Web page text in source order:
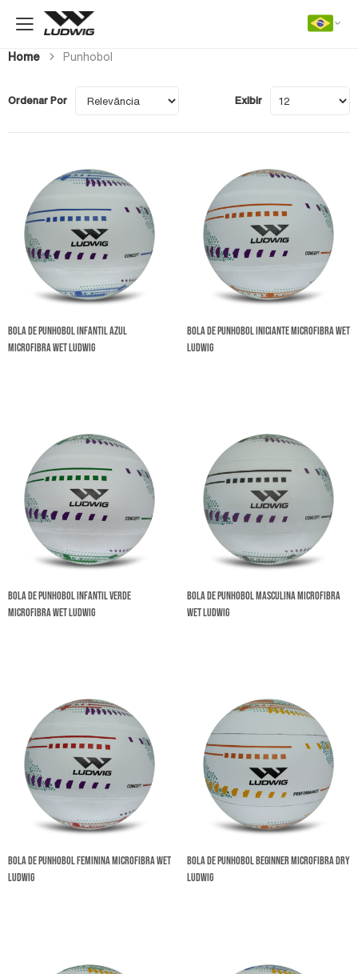
Home Punhobol
Exibir
Ordenar Por
Bola de Punhobol Infantil Azul
Microfibra Wet Ludwig
Bola de Punhobol Iniciante Microfibra Wet
Ludwig
Bola de Punhobol Infantil Verde
Microfibra Wet Ludwig
Bola de Punhobol Masculina Microfibra
Wet Ludwig
Bola de Punhobol Feminina Microfibra Wet
Ludwig
Bola de Punhobol Beginner Microfibra Dry
Ludwig